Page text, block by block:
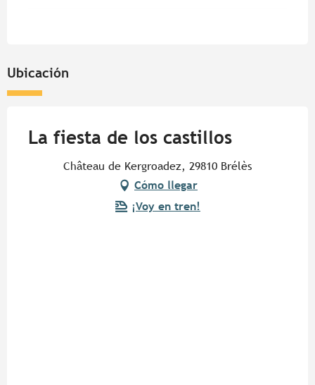
Ubicación
La fiesta de los castillos
Château de Kergroadez, 29810 Brélès
Cómo llegar
¡Voy en tren!